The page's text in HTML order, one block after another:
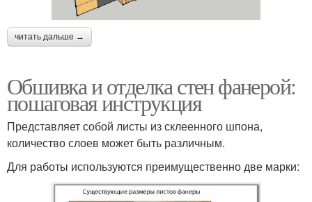
читать дальше →
Обшивка и отделка стен фанерой:
пошаговая инструкция
Представляет собой листы из склеенного шпона,
количество слоев может быть различным.
Для работы используются преимущественно две марки: